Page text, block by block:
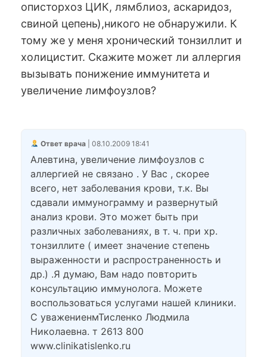
описторхоз ЦИК, лямблиоз, аскаридоз,
свиной цепень),никого не обнаружили. К
тому же у меня хронический тонзиллит и
холицистит. Скажите может ли аллергия
вызывать понижение иммунитета и
увеличение лимфоузлов?
Ответ врача| 08.10.2009 18:41
Алевтина, увеличение лимфоузлов с
аллергией не связано . У Вас , скорее
всего, нет заболевания крови, т.к. Вы
сдавали иммунограмму и развернутый
анализ крови. Это может быть при
различных заболеваниях, в т. ч. при хр.
тонзиллите ( имеет значение степень
выраженности и распространенность и
др.) .Я думаю, Вам надо повторить
консультацию иммунолога. Можете
воспользоваться услугами нашей клиники.
С уважениенмТисленко Людмила
Николаевна. т 2613 800
www.clinikatislenko.ru